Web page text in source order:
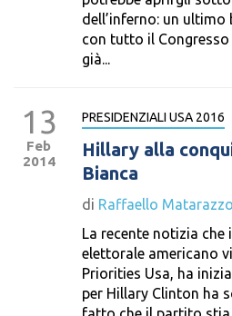
dell’inferno: un ultimo
con tutto il
già...
13
Feb
2014
PRESIDENZIALI USA 2016
Hillary alla
Bianca
di Raffaello Matarazzo
La recente notizia
elettorale americano
Priorities Usa, ha
per Hillary Clinton ha